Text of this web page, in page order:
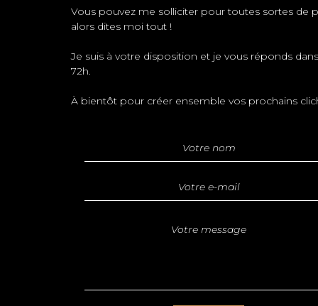
Vous pouvez me solliciter pour toutes sortes de
alors dites moi tout !
Je suis à votre disposition et je vous réponds
72h.
À bientôt pour créer ensemble vos prochains